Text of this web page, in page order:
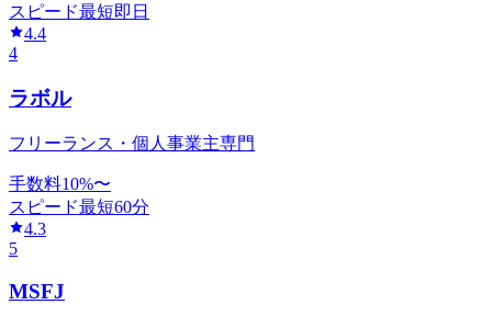
スピード最短即日
4.4
4
ラボル
フリーランス・個人事業主専門
手数料10%〜
スピード最短60分
4.3
5
MSFJ